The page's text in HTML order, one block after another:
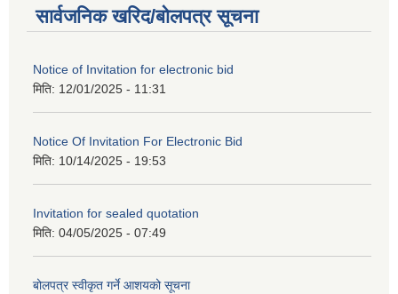
सार्वजनिक खरिद/बोलपत्र सूचना
Notice of Invitation for electronic bid
मिति: 12/01/2025 - 11:31
Notice Of Invitation For Electronic Bid
मिति: 10/14/2025 - 19:53
Invitation for sealed quotation
मिति: 04/05/2025 - 07:49
बोलपत्र स्वीकृत गर्ने आशयको सूचना